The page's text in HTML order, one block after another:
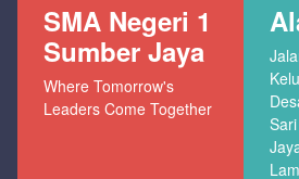
SMA Negeri 1
Sumber Jaya
Where Tomorrow's
Leaders Come Together